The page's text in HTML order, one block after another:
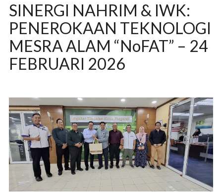
SINERGI NAHRIM & IWK:
PENEROKAAN TEKNOLOGI
MESRA ALAM “NoFAT” – 24
FEBRUARI 2026